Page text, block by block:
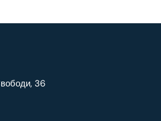
36